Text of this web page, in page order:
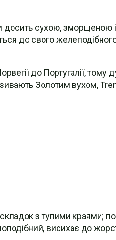
сухою, зморщеною
до свого
до Португалії,
Золотим вухом,
з тупими краями;
висихає до